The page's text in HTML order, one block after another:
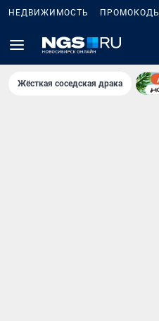
НЕДВИЖИМОСТЬ ПРОМОКОДЫ
Жёсткая соседская драка